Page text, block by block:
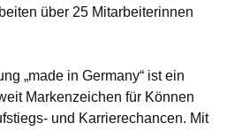
über 25 Mitarbeiterinnen
„made in Germany“ ist ein
Markenzeichen für Können
und Karrierechancen. Mit